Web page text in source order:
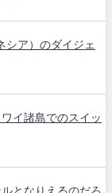
シア）のダイジェ
イ諸島でのスイッ
となりえるのだろ